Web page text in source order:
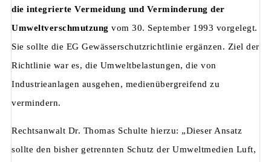
die integrierte Vermeidung und Verminderung der
Umweltver­schmutzung vom 30. September 1993 vorgelegt.
Sie sollte die EG­ Gewässerschutzrichtlinie ergänzen. Ziel der
Richtlinie war es, die Umweltbelastungen, die von
Industrieanlagen ausgehen, medienübergreifend zu
vermindern.
Rechtsanwalt Dr. Thomas Schulte hierzu: „Dieser Ansatz
sollte den bisher getrennten Schutz der Umweltmedien Luft,